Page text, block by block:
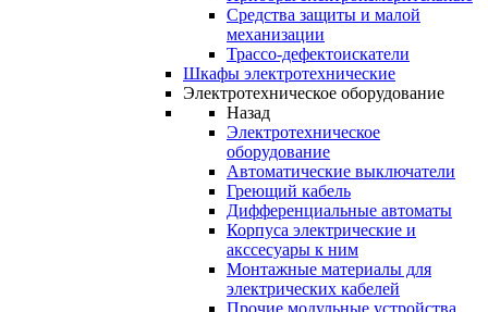
Средства защиты и малой
механизации
Трассо-дефектоискатели
Шкафы электротехнические
Электротехническое оборудование
Назад
Электротехническое
оборудование
Автоматические выключатели
Греющий кабель
Дифференциальные автоматы
Корпуса электрические и
акссесуары к ним
Монтажные материалы для
электрических кабелей
Прочие модульные устройства